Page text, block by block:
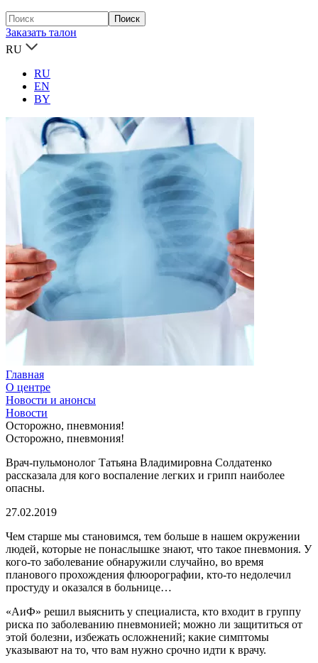
Заказать талон
RU
RU
EN
BY
Главная
О центре
Новости и анонсы
Новости
Осторожно, пневмония!
Осторожно, пневмония!
Врач-пульмонолог Татьяна Владимировна Солдатенко
рассказала для кого воспаление легких и грипп наиболее
опасны.
27.02.2019
Чем старше мы становимся, тем больше в нашем окружении
людей, которые не понаслышке знают, что такое пневмония. У
кого-то заболевание обнаружили случайно, во время
планового прохождения флюорографии, кто-то недолечил
простуду и оказался в больнице…
«АиФ» решил выяснить у специалиста, кто входит в группу
риска по заболеванию пневмонией; можно ли защититься от
этой болезни, избежать осложнений; какие симптомы
указывают на то, что вам нужно срочно идти к врачу.